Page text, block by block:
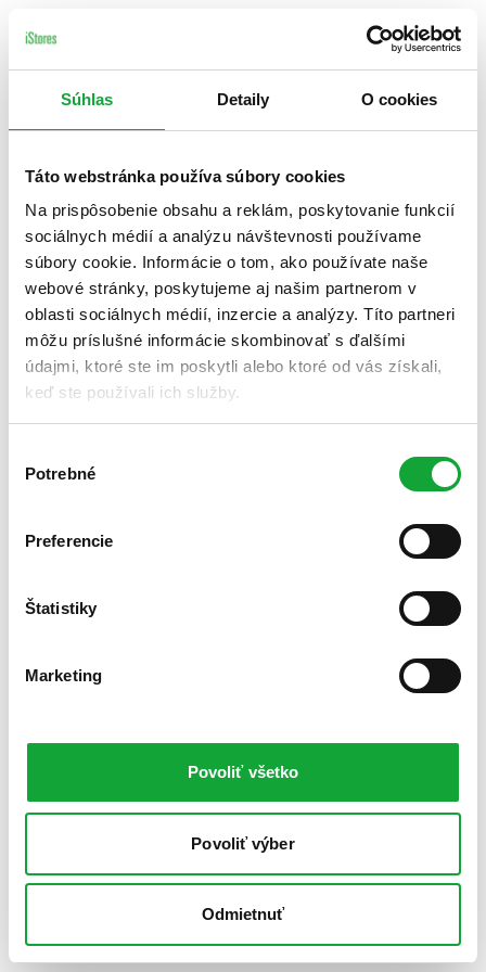
Súhlas Detaily O cookies
Táto webstránka používa súbory cookies
Na prispôsobenie obsahu a reklám, poskytovanie funkcií
sociálnych médií a analýzu návštevnosti používame
súbory cookie. Informácie o tom, ako používate naše
webové stránky, poskytujeme aj našim partnerom v
oblasti sociálnych médií, inzercie a analýzy. Títo partneri
môžu príslušné informácie skombinovať s ďalšími
údajmi, ktoré ste im poskytli alebo ktoré od vás získali,
keď ste používali ich služby.
súhlasu
Potrebné
Preferencie
Štatistiky
Marketing
Povoliť všetko
Povoliť výber
Odmietnuť